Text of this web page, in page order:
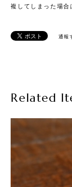
複してしまった場合
通報
Related